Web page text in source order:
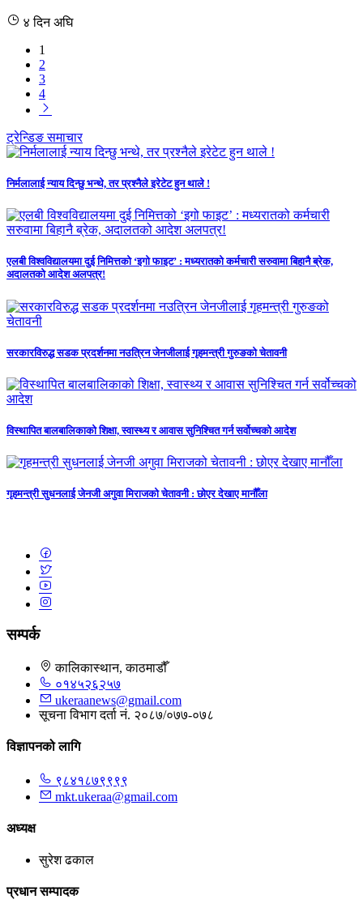
४ दिन अघि
1
2
3
4
ट्रेन्डिङ समाचार
निर्मलालाई न्याय दिन्छु भन्थे, तर प्रश्नैले इरेटेट हुन थाले !
एलबी विश्वविद्यालयमा दुई निमित्तको ‘इगो फाइट’ : मध्यरातको कर्मचारी सरुवामा बिहानै ब्रेक,
अदालतको आदेश अलपत्र!
सरकारविरुद्ध सडक प्रदर्शनमा नउत्रिन जेनजीलाई गृहमन्त्री गुरुङको चेतावनी
विस्थापित बालबालिकाको शिक्षा, स्वास्थ्य र आवास सुनिश्चित गर्न सर्वोच्चको आदेश
गृहमन्त्री सुधनलाई जेनजी अगुवा मिराजको चेतावनी : छोएर देखाए मानौँला
सम्पर्क
कालिकास्थान, काठमाडौँ
०१४५२६२५७
ukeraanews@gmail.com
सूचना विभाग दर्ता नं. २०८७/०७७-०७८
विज्ञापनको लागि
९८४१८७९९९९
mkt.ukeraa@gmail.com
अध्यक्ष
सुरेश ढकाल
प्रधान सम्पादक